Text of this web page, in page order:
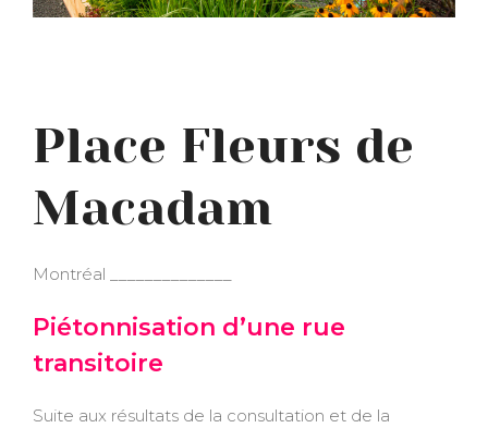
Place Fleurs de
Macadam
Montréal ______________
Piétonnisation d’une rue
transitoire
Suite aux résultats de la consultation et de la